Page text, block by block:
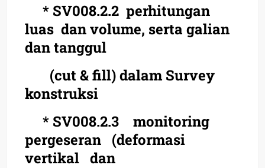
* SV008.2.2 perhitungan
luas dan volume, serta galian
dan tanggul
(cut & fill) dalam Survey
konstruksi
* SV008.2.3 monitoring
pergeseran (deformasi
vertikal dan